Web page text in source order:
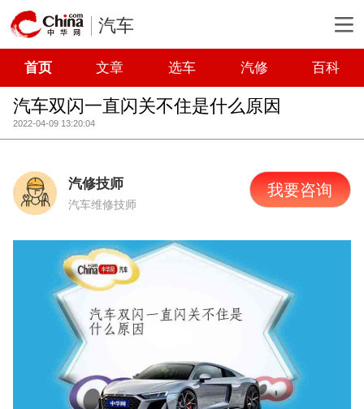
汽车
首页 文章 选车 汽修 百科
汽车双闪一直闪关不住是什么原因
2022-04-09 13:20:04
汽修技师
汽车维修技师
我要咨询